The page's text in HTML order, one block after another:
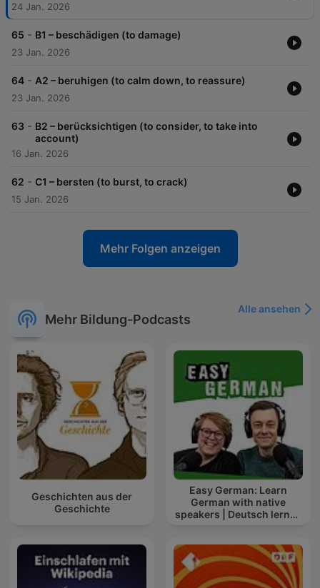
24 Jan. 2026
65 - B1 – beschädigen (to damage)
23 Jan. 2026
64 - A2 – beruhigen (to calm down, to reassure)
23 Jan. 2026
63 - B2 – berücksichtigen (to consider, to take into
account)
16 Jan. 2026
62 - C1 – bersten (to burst, to crack)
15 Jan. 2026
Mehr Folgen anzeigen
Mehr Bildung-Podcasts
Alle ansehen
Geschichten aus der
Geschichte
Easy German: Learn
German with native
speakers | Deutsch lernen